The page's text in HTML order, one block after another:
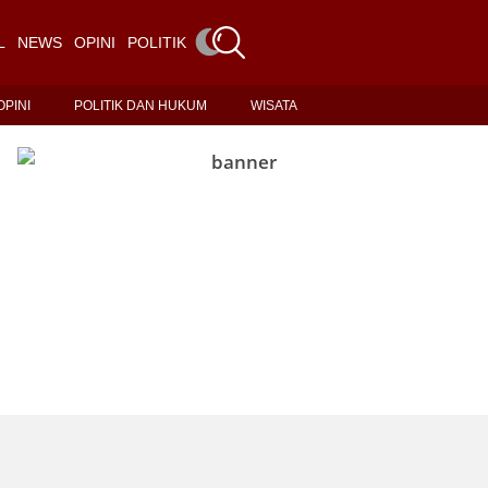
NEWS OPINI POLITIK DAN HUKUM
POLITIK DAN HUKUM WISATA